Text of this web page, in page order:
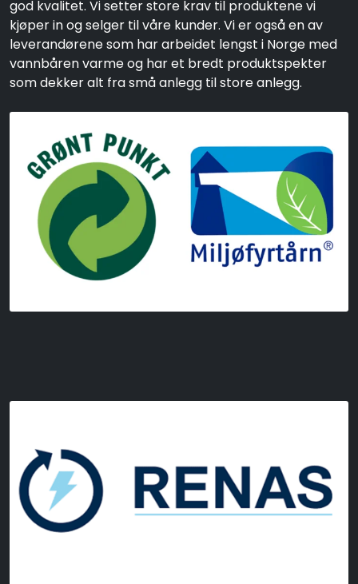
god kvalitet. Vi setter store krav til produktene vi
kjøper in og selger til våre kunder. Vi er også en av
leverandørene som har arbeidet lengst i Norge med
vannbåren varme og har et bredt produktspekter
som dekker alt fra små anlegg til store anlegg.